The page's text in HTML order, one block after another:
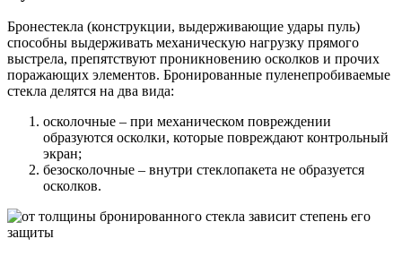
Бронестекла (конструкции, выдерживающие удары пуль)
способны выдерживать механическую нагрузку прямого
выстрела, препятствуют проникновению осколков и прочих
поражающих элементов. Бронированные пуленепробиваемые
стекла делятся на два вида:
осколочные – при механическом повреждении
образуются осколки, которые повреждают контрольный
экран;
безосколочные – внутри стеклопакета не образуется
осколков.